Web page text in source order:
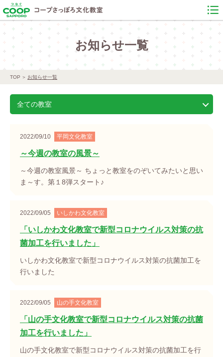
お知らせ一覧
TOP お知らせ一覧
全ての教室
2022/09/10 平岡文化教室
～今週の教室の風景～
～今週の教室風景～ ちょっと教室をのぞいてみたいと思い
ま～す。第１8弾スタート♪
2022/09/05 いしかわ文化教室
「いしかわ文化教室で新型コロナウイルス対策の抗
菌加工を行いました」
いしかわ文化教室で新型コロナウイルス対策の抗菌加工を
行いました
2022/09/05 山の手文化教室
「山の手文化教室で新型コロナウイルス対策の抗菌
加工を行いました」
山の手文化教室で新型コロナウイルス対策の抗菌加工を行